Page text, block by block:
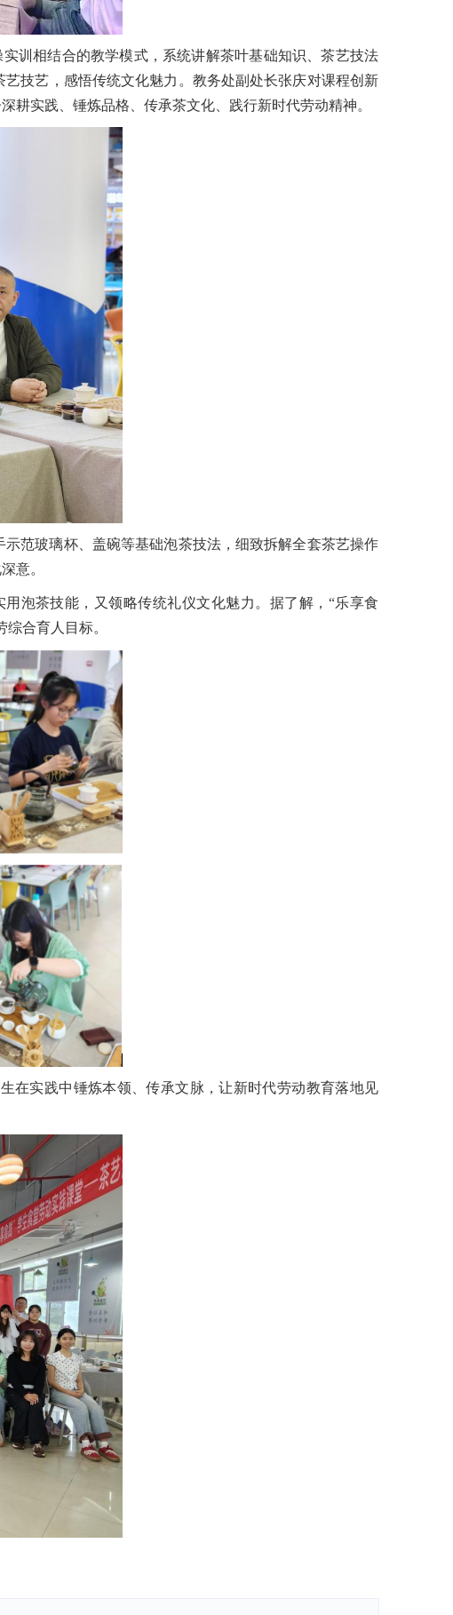
训相结合的教学模式，系统讲解茶叶基础知识、茶艺技法
技艺，感悟传统文化魅力。教务处副处长张庆对课程创新
耕实践、锤炼品格、传承茶文化、践行新时代劳动精神。
范玻璃杯、盖碗等基础泡茶技法，细致拆解全套茶艺操作
意。
泡茶技能，又领略传统礼仪文化魅力。据了解，“乐享食
合育人目标。
在实践中锤炼本领、传承文脉，让新时代劳动教育落地见